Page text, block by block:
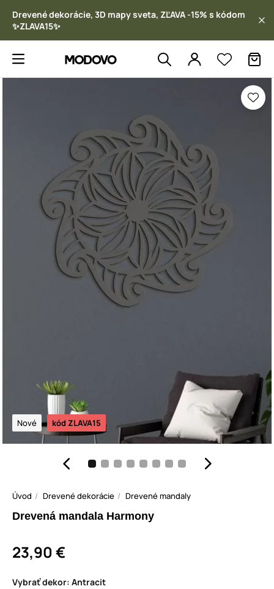
Drevené dekorácie, 3D mapy sveta, ZĽAVA -15% s kódom
✨ZLAVA15✨
Nové kód ZLAVA15
Úvod Drevené dekorácie Drevené mandaly
Drevená mandala Harmony
23,90 €
Vybrať dekor: Antracit